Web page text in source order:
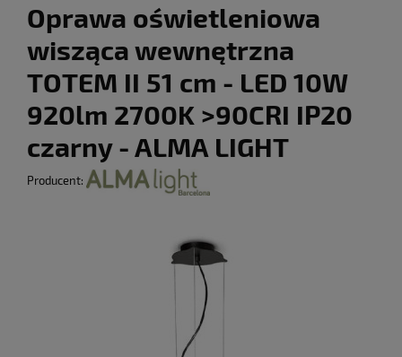
Oprawa oświetleniowa
wisząca wewnętrzna
TOTEM II 51 cm - LED 10W
920lm 2700K >90CRI IP20
czarny - ALMA LIGHT
Producent: